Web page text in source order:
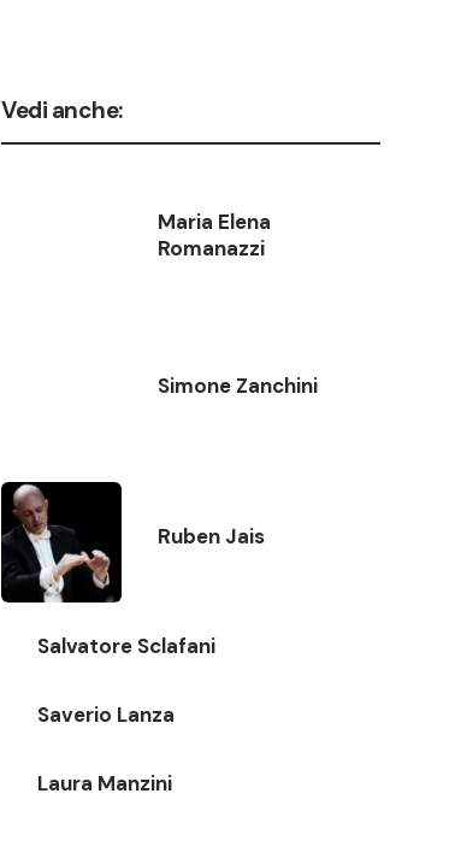
Vedi anche:
Maria Elena
Romanazzi
Simone Zanchini
Ruben Jais
Salvatore Sclafani
Saverio Lanza
Laura Manzini